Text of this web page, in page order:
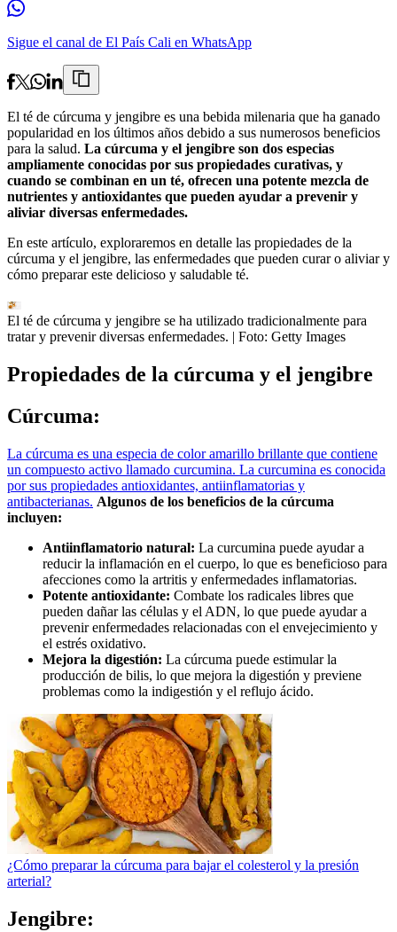
Sigue el canal de El País Cali en WhatsApp
El té de cúrcuma y jengibre es una bebida milenaria que ha ganado
popularidad en los últimos años debido a sus numerosos beneficios
para la salud. La cúrcuma y el jengibre son dos especias
ampliamente conocidas por sus propiedades curativas, y
cuando se combinan en un té, ofrecen una potente mezcla de
nutrientes y antioxidantes que pueden ayudar a prevenir y
aliviar diversas enfermedades.
En este artículo, exploraremos en detalle las propiedades de la
cúrcuma y el jengibre, las enfermedades que pueden curar o aliviar y
cómo preparar este delicioso y saludable té.
El té de cúrcuma y jengibre se ha utilizado tradicionalmente para
tratar y prevenir diversas enfermedades. | Foto: Getty Images
Propiedades de la cúrcuma y el jengibre
Cúrcuma:
La cúrcuma es una especia de color amarillo brillante que contiene
un compuesto activo llamado curcumina. La curcumina es conocida
por sus propiedades antioxidantes, antiinflamatorias y
antibacterianas. Algunos de los beneficios de la cúrcuma
incluyen:
Antiinflamatorio natural: La curcumina puede ayudar a
reducir la inflamación en el cuerpo, lo que es beneficioso para
afecciones como la artritis y enfermedades inflamatorias.
Potente antioxidante: Combate los radicales libres que
pueden dañar las células y el ADN, lo que puede ayudar a
prevenir enfermedades relacionadas con el envejecimiento y
el estrés oxidativo.
Mejora la digestión: La cúrcuma puede estimular la
producción de bilis, lo que mejora la digestión y previene
problemas como la indigestión y el reflujo ácido.
¿Cómo preparar la cúrcuma para bajar el colesterol y la presión
arterial?
Jengibre: